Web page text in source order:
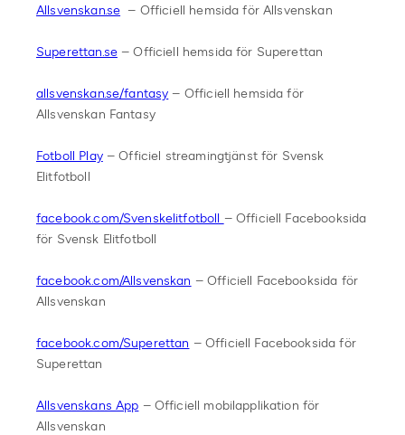
Allsvenskan.se – Officiell hemsida för Allsvenskan
Superettan.se– Officiell hemsida för Superettan
allsvenskan.se/fantasy – Officiell hemsida för
Allsvenskan Fantasy
Fotboll Play– Officiel streamingtjänst för Svensk
Elitfotboll
facebook.com/Svenskelitfotboll – Officiell Facebooksida
för Svensk Elitfotboll
facebook.com/Allsvenskan – Officiell Facebooksida för
Allsvenskan
facebook.com/Superettan – Officiell Facebooksida för
Superettan
Allsvenskans App – Officiell mobilapplikation för
Allsvenskan